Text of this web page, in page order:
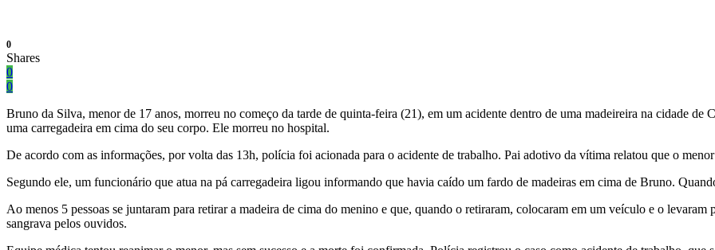
0
Shares
0
0
Bruno da Silva, menor de 17 anos, morreu no começo da tarde de quinta-feira (21), em um acidente dentro de uma madeireira na cidade
uma carregadeira em cima do seu corpo. Ele morreu no hospital.
De acordo com as informações, por volta das 13h, polícia foi acionada para o acidente de trabalho. Pai adotivo da vítima relatou que o
Segundo ele, um funcionário que atua na pá carregadeira ligou informando que havia caído um fardo de madeiras em cima de Bruno.
Ao menos 5 pessoas se juntaram para retirar a madeira de cima do menino e que, quando o retiraram, colocaram em um veículo e o
sangrava pelos ouvidos.